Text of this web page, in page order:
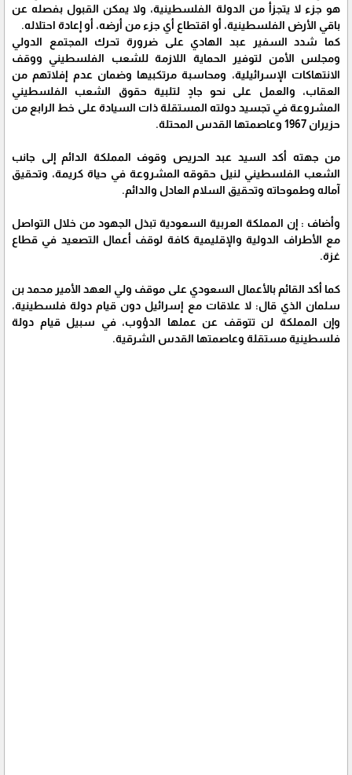
هو جزء لا يتجزأ من الدولة الفلسطينية، ولا يمكن القبول بفصله عن
باقي الأرض الفلسطينية، أو اقتطاع أي جزء من أرضه، أو إعادة احتلاله.
كما شدد السفير عبد الهادي على ضرورة تحرك المجتمع الدولي
ومجلس الأمن لتوفير الحماية اللازمة للشعب الفلسطيني ووقف
الانتهاكات الإسرائيلية، ومحاسبة مرتكبيها وضمان عدم إفلاتهم من
العقاب، والعمل على نحو جادٍ لتلبية حقوق الشعب الفلسطيني
المشروعة في تجسيد دولته المستقلة ذات السيادة على خط الرابع من
حزيران 1967 وعاصمتها القدس المحتلة.
من جهته أكد السيد عبد الحريص وقوف المملكة الدائم إلى جانب
الشعب الفلسطيني لنيل حقوقه المشروعة في حياة كريمة، وتحقيق
آماله وطموحاته وتحقيق السلام العادل والدائم.
وأضاف : إن المملكة العربية السعودية تبذل الجهود من خلال التواصل
مع الأطراف الدولية والإقليمية كافة لوقف أعمال التصعيد في قطاع
غزة.
كما أكد القائم بالأعمال السعودي على موقف ولي العهد الأمير محمد بن
سلمان الذي قال: لا علاقات مع إسرائيل دون قيام دولة فلسطينية،
وإن المملكة لن تتوقف عن عملها الدؤوب، في سبيل قيام دولة
فلسطينية مستقلة وعاصمتها القدس الشرقية.